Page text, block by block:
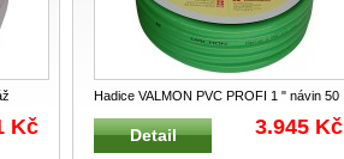
Kč
Hadice VALMON PVC PROFI 1 " návin 50
m zelená 1119ZE PVC PROFI ha ...
Detail 3.945 Kč